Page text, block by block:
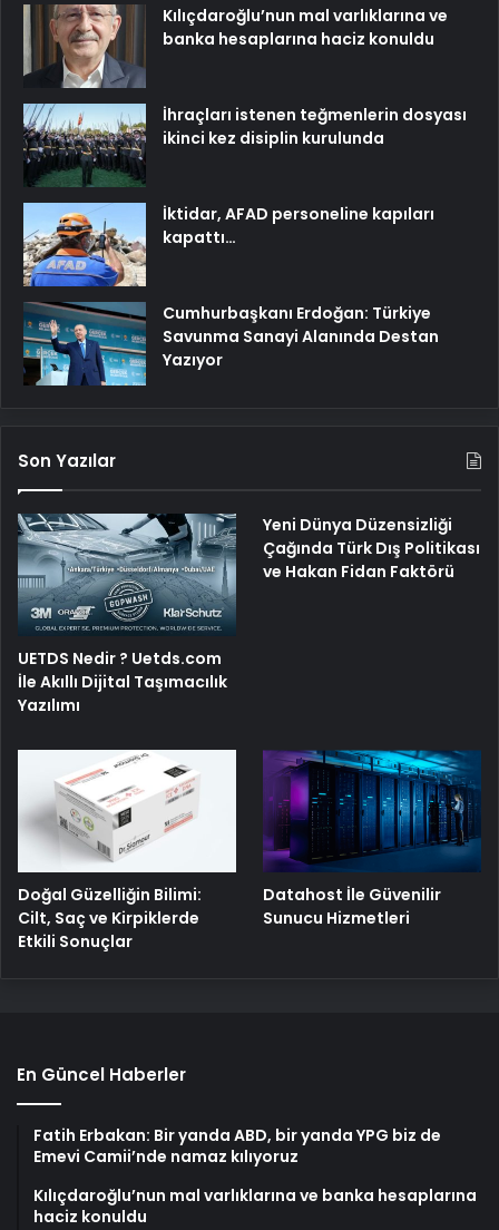
Kılıçdaroğlu’nun mal varlıklarına ve
banka hesaplarına haciz konuldu
İhraçları istenen teğmenlerin dosyası
ikinci kez disiplin kurulunda
İktidar, AFAD personeline kapıları
kapattı…
Cumhurbaşkanı Erdoğan: Türkiye
Savunma Sanayi Alanında Destan
Yazıyor
Son Yazılar
UETDS Nedir ? Uetds.com
İle Akıllı Dijital Taşımacılık
Yazılımı
Yeni Dünya Düzensizliği
Çağında Türk Dış Politikası
ve Hakan Fidan Faktörü
Doğal Güzelliğin Bilimi:
Cilt, Saç ve Kirpiklerde
Etkili Sonuçlar
Datahost İle Güvenilir
Sunucu Hizmetleri
En Güncel Haberler
Fatih Erbakan: Bir yanda ABD, bir yanda YPG biz de
Emevi Camii’nde namaz kılıyoruz
Kılıçdaroğlu’nun mal varlıklarına ve banka hesaplarına
haciz konuldu